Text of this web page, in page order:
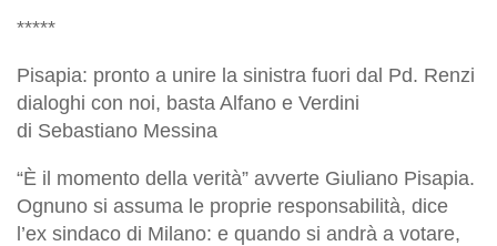
*****
Pisapia: pronto a unire la sinistra fuori dal Pd. Renzi
dialoghi con noi, basta Alfano e Verdini
di Sebastiano Messina
“È il momento della verità” avverte Giuliano Pisapia.
Ognuno si assuma le proprie responsabilità, dice
l’ex sindaco di Milano: e quando si andrà a votare,